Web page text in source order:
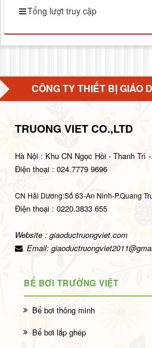
Tổng lượt truy cập
CÔNG TY THIẾT BỊ GIÁO
TRUONG VIET CO.,LTD
Hà Nội : Khu CN Ngọc Hồi - Thanh Trì
Điện thoại : 024.7779 9696
CN Hải Dương:Số 63-An Ninh-P.Quang
Điện thoại : 0220.3833 655
Website : giaoductruongviet.com
Email:
BỂ BƠI TRƯỜNG VIỆT
Bể bơi thông minh
Bể bơi lắp ghép